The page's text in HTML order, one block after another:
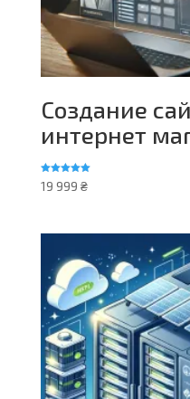
Создание
интернет
Rated
5.00
19 999 ₴